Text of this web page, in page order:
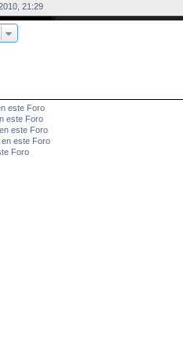
21:29
este Foro
este Foro
este Foro
este Foro
Foro